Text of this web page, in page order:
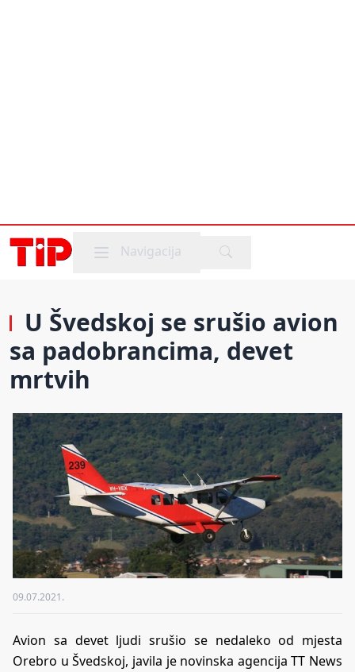
Mobile menu
Navigacija
U Švedskoj se srušio avion
sa padobrancima, devet
mrtvih
09.07.2021.
Avion sa devet ljudi srušio se nedaleko od mjesta
Orebro u Švedskoj, javila je novinska agencija TT News